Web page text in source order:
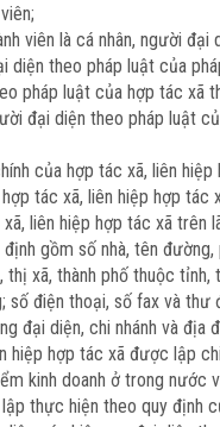
viên là cá nhân, người đại
diện theo pháp luật của
pháp luật của hợp tác xã
đại diện theo pháp luật
của hợp tác xã, liên hiệp
tác xã, liên hiệp hợp tác
liên hiệp hợp tác xã trên
gồm số nhà, tên đường,
thị xã, thành phố thuộc
số điện thoại, số fax và thư
đại diện, chi nhánh và địa
hiệp hợp tác xã được lập
kinh doanh ở trong nước
thực hiện theo quy định